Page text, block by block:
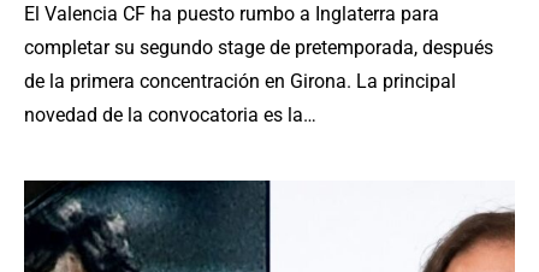
El Valencia CF ha puesto rumbo a Inglaterra para
completar su segundo stage de pretemporada, después
de la primera concentración en Girona. La principal
novedad de la convocatoria es la…